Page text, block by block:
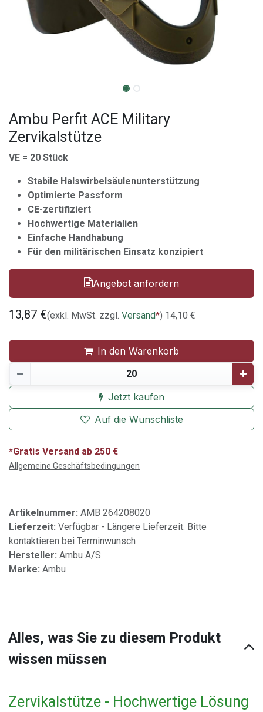
Ambu Perfit ACE Military
Zervikalstütze
VE = 20 Stück
Stabile Halswirbelsäulenunterstützung
Optimierte Passform
CE-zertifiziert
Hochwertige Materialien
Einfache Handhabung
Für den militärischen Einsatz konzipiert
Angebot anfordern
13,87 €(exkl. MwSt. zzgl. Versand*) 14,10€
In den Warenkorb
Jetzt kaufen
Auf die Wunschliste
*Gratis Versand ab 250 €
Allgemeine Geschäftsbedingungen
Artikelnummer: AMB 264208020
Lieferzeit: Verfügbar - Längere Lieferzeit. Bitte
kontaktieren bei Terminwunsch
Hersteller: Ambu A/S
Marke: Ambu
Alles, was Sie zu diesem Produkt
wissen müssen
Zervikalstütze - Hochwertige Lösung